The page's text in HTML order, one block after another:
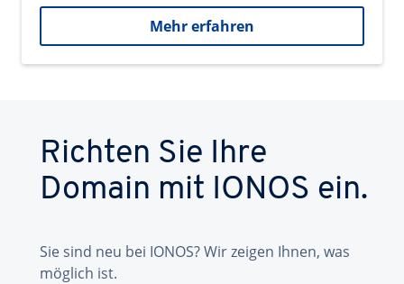
Mehr erfahren
Richten Sie Ihre
Domain mit IONOS ein.
Sie sind neu bei IONOS? Wir zeigen Ihnen, was
möglich ist.